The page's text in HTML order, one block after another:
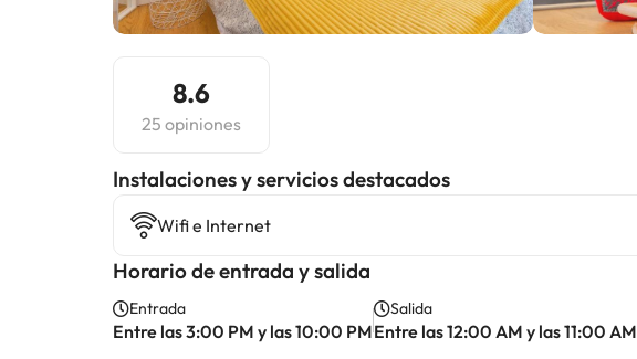
8.6
25 opiniones
Instalaciones y servicios destacados
Wifi e Internet
Horario de entrada y salida
Entrada
Entre las 3:00 PM y las 10:00 PM
Salida
Entre las 12:00 AM y las 11:00 AM